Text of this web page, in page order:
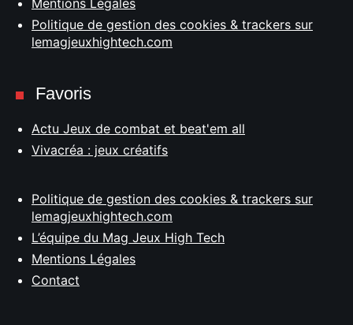
Mentions Légales
Politique de gestion des cookies & trackers sur
lemagjeuxhightech.com
Favoris
Actu Jeux de combat et beat'em all
Vivacréa : jeux créatifs
Politique de gestion des cookies & trackers sur
lemagjeuxhightech.com
L’équipe du Mag Jeux High Tech
Mentions Légales
Contact